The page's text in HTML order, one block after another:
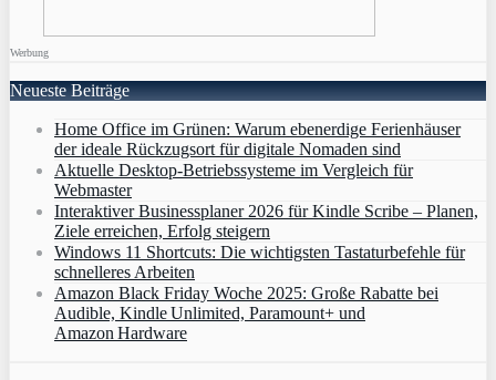
Werbung
Neueste Beiträge
Home Office im Grünen: Warum ebenerdige Ferienhäuser
der ideale Rückzugsort für digitale Nomaden sind
Aktuelle Desktop-Betriebssysteme im Vergleich für
Webmaster
Interaktiver Businessplaner 2026 für Kindle Scribe – Planen,
Ziele erreichen, Erfolg steigern
Windows 11 Shortcuts: Die wichtigsten Tastaturbefehle für
schnelleres Arbeiten
Amazon Black Friday Woche 2025: Große Rabatte bei
Audible, Kindle Unlimited, Paramount+ und
Amazon Hardware